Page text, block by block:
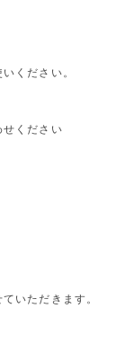
ください。
ください
いただきます。